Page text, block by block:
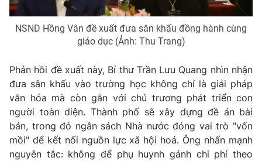
NSND Hồng Vân đề xuất đưa sân khấu đồng hành cùng
giáo dục (Ảnh: Thu Trang)
Phản hồi đề xuất này, Bí thư Trần Lưu Quang nhìn nhận
đưa sân khấu vào trường học không chỉ là giải pháp
văn hóa mà còn gắn với chủ trương phát triển con
người toàn diện. Thành phố sẽ xây dựng đề án bài
bản, trong đó ngân sách Nhà nước đóng vai trò "vốn
mồi" để kết nối nguồn lực xã hội hoá. Ông nhấn mạnh
nguyên tắc: không để phụ huynh gánh chi phí theo